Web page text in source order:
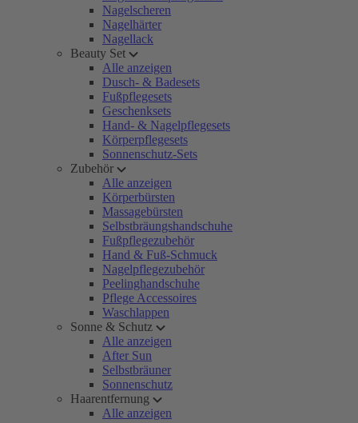
Nagelscheren
Nagelhärter
Nagellack
Beauty Set
Alle anzeigen
Dusch- & Badesets
Fußpflegesets
Geschenksets
Hand- & Nagelpflegesets
Körperpflegesets
Sonnenschutz-Sets
Zubehör
Alle anzeigen
Körperbürsten
Massagebürsten
Selbstbräungshandschuhe
Fußpflegezubehör
Hand & Fuß-Schmuck
Nagelpflegezubehör
Peelinghandschuhe
Pflege Accessoires
Waschlappen
Sonne & Schutz
Alle anzeigen
After Sun
Selbstbräuner
Sonnenschutz
Haarentfernung
Alle anzeigen